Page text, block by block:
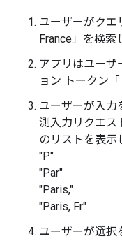
ユーザーがクエ
France」を検索
アプリはユーザ
ョン トークン
ユーザーが入力
測入力リクエス
のリストを表示
"P"
"Par"
"Paris,"
"Paris, Fr"
ユーザーが選択